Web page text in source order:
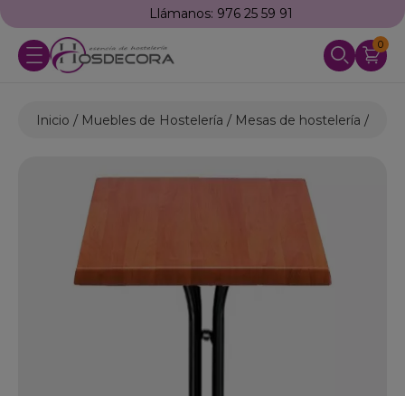
Llámanos: 976 25 59 91
0
Inicio Muebles de Hostelería Mesas de hostelería